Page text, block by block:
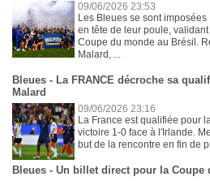
09/06/2026 23:53
Les Bleues se sont
en tête de leur poule,
Coupe du monde au Brésil.
Malard, ...
Bleues - La FRANCE décroche sa
Malard
09/06/2026 23:16
La France est qualifiée pour
victoire 1-0 face à l'Irlande.
but de la rencontre en fin de
Bleues - Un billet direct pour la Coupe